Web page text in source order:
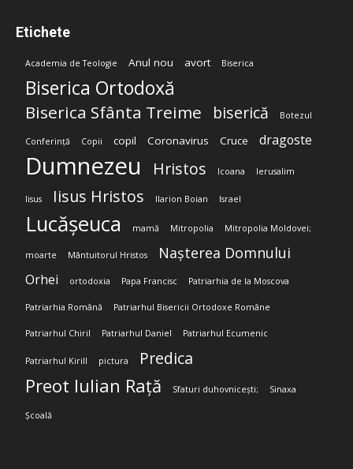
Etichete
Academia de Teologie Anul nou avort Biserica
Biserica Ortodoxă
Biserica Sfânta Treime biserică Botezul
Conferință Copii copil Coronavirus Cruce dragoste
Dumnezeu Hristos Icoana Ierusalim
Iisus Iisus Hristos Ilarion Boian Israel
Lucășeuca mamă Mitropolia Mitropolia Moldovei;
moarte Mântuitorul Hristos Nașterea Domnului
Orhei ortodoxia Papa Francisc Patriarhia de la Moscova
Patriarhia Română Patriarhul Bisericii Ortodoxe Române
Patriarhul Chiril Patriarhul Daniel Patriarhul Ecumenic
Patriarhul Kirill pictura Predica
Preot Iulian Rață Sfaturi duhovnicești; Sinaxa
Școală